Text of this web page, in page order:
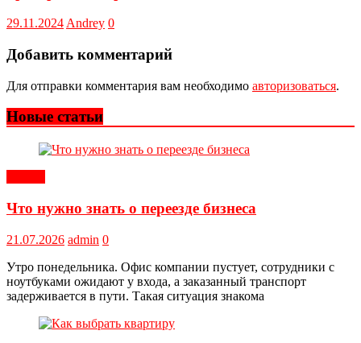
29.11.2024 Andrey 0
Добавить комментарий
Для отправки комментария вам необходимо авторизоваться.
Новые статьи
Что нужно знать о переезде бизнеса
21.07.2026 admin 0
Утро понедельника. Офис компании пустует, сотрудники с
ноутбуками ожидают у входа, а заказанный транспорт
задерживается в пути. Такая ситуация знакома